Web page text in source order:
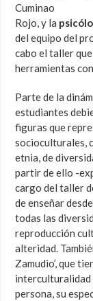
Cuminao
Rojo, y la
del equipo del
cabo el taller
herramientas
Parte de la
estudiantes
figuras que
socioculturales,
etnia, de
partir de ello -
cargo del taller
de enseñar
todas las
reproducción
alteridad.
Zamudio’, que
interculturalidad
persona, su